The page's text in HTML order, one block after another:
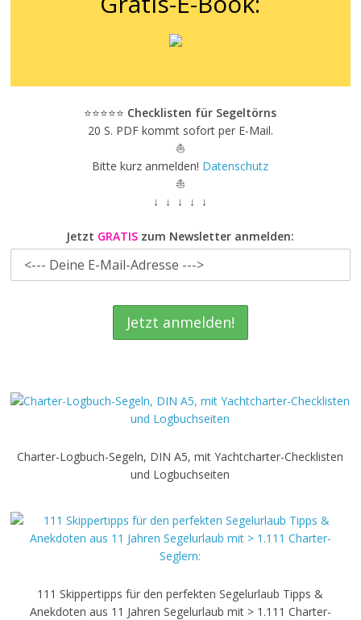
⭐⭐⭐⭐⭐ Checklisten für Segeltörns
20 S. PDF kommt sofort per E-Mail.
⛵
Bitte kurz anmelden! Datenschutz
⛵
↓ ↓ ↓ ↓ ↓
Jetzt GRATIS zum Newsletter anmelden:
Charter-Logbuch-Segeln, DIN A5, mit Yachtcharter-Checklisten
und Logbuchseiten
111 Skippertipps für den perfekten Segelurlaub Tipps &
Anekdoten aus 11 Jahren Segelurlaub mit > 1.111 Charter-